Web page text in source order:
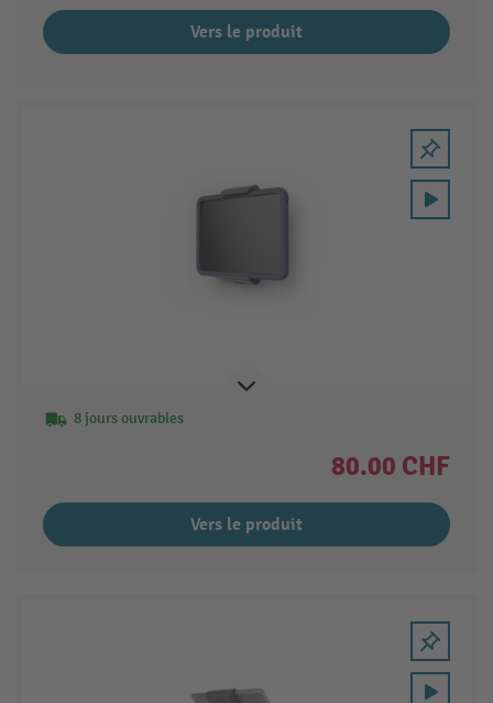
Vers le produit
8 jours ouvrables
80.00 CHF
Vers le produit